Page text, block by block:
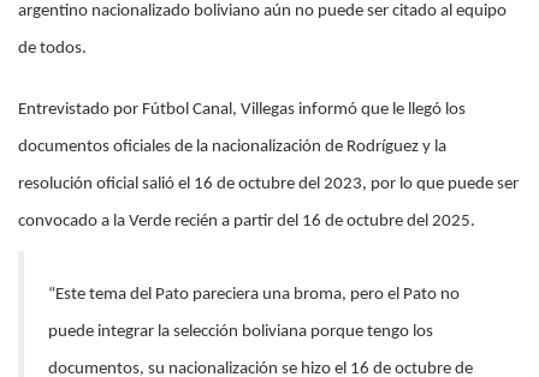
argentino nacionalizado boliviano aún no puede ser citado al equipo
de todos.
Entrevistado por Fútbol Canal, Villegas informó que le llegó los
documentos oficiales de la nacionalización de Rodríguez y la
resolución oficial salió el 16 de octubre del 2023, por lo que puede ser
convocado a la Verde recién a partir del 16 de octubre del 2025.
“Este tema del Pato pareciera una broma, pero el Pato no
puede integrar la selección boliviana porque tengo los
documentos, su nacionalización se hizo el 16 de octubre de